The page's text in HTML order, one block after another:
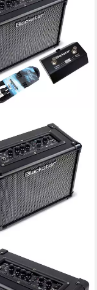
Gitarren-Verstärker
20 V4 mit